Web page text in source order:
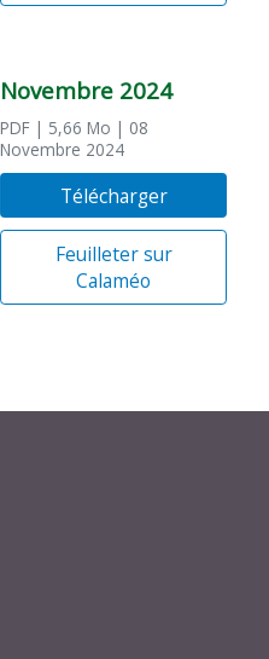
Novembre 2024
PDF | 5,66 Mo | 08
Novembre 2024
Télécharger
Feuilleter sur
Calaméo